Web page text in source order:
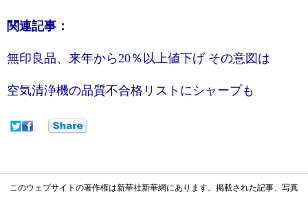
関連記事：
無印良品、来年から20％以上値下げ その意図は
空気清浄機の品質不合格リストにシャープも
このウェブサイトの著作権は新華社新華網にあります。掲載された記事、写真